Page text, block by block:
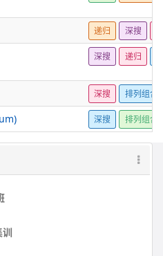
递归 深搜
深搜 递归
深搜 排列组合
深搜 排列组合